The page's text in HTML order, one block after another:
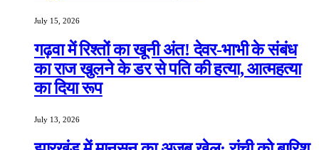
July 15, 2026
गढ़वा में रिश्तों का खूनी अंत! देवर-भाभी के संबंध
का राज खुलने के डर से पति की हत्या, आत्महत्या
का दिया रूप
July 13, 2026